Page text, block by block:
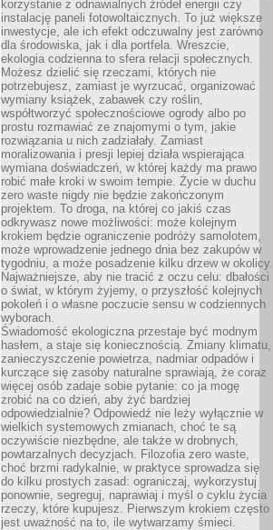
korzystanie z odnawialnych źródeł energii czy
instalację paneli fotowoltaicznych. To już większe
inwestycje, ale ich efekt odczuwalny jest zarówno
dla środowiska, jak i dla portfela. Wreszcie,
ekologia codzienna to sfera relacji społecznych.
Możesz dzielić się rzeczami, których nie
potrzebujesz, zamiast je wyrzucać, organizować
wymiany książek, zabawek czy roślin,
współtworzyć społecznościowe ogrody albo po
prostu rozmawiać ze znajomymi o tym, jakie
rozwiązania u nich zadziałały. Zamiast
moralizowania i presji lepiej działa wspierająca
wymiana doświadczeń, w której każdy ma prawo
robić małe kroki w swoim tempie. Życie w duchu
zero waste nigdy nie będzie zakończonym
projektem. To droga, na której co jakiś czas
odkrywasz nowe możliwości: może kolejnym
krokiem będzie ograniczenie podróży samolotem,
może wprowadzenie jednego dnia bez zakupów w
tygodniu, a może posadzenie kilku drzew w okolicy.
Najważniejsze, aby nie tracić z oczu celu: dbałości
o świat, w którym żyjemy, o przyszłość kolejnych
pokoleń i o własne poczucie sensu w codziennych
wyborach.
Świadomość ekologiczna przestaje być modnym
hasłem, a staje się koniecznością. Zmiany klimatu,
zanieczyszczenie powietrza, nadmiar odpadów i
kurczące się zasoby naturalne sprawiają, że coraz
więcej osób zadaje sobie pytanie: co ja mogę
zrobić na co dzień, aby żyć bardziej
odpowiedzialnie? Odpowiedź nie leży wyłącznie w
wielkich systemowych zmianach, choć te są
oczywiście niezbędne, ale także w drobnych,
powtarzalnych decyzjach. Filozofia zero waste,
choć brzmi radykalnie, w praktyce sprowadza się
do kilku prostych zasad: ograniczaj, wykorzystuj
ponownie, segreguj, naprawiaj i myśl o cyklu życia
rzeczy, które kupujesz. Pierwszym krokiem często
jest uważność na to, ile wytwarzamy śmieci.